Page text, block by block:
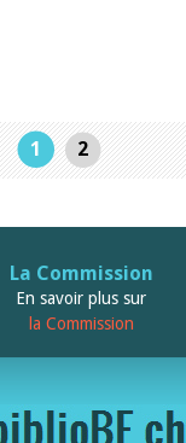
1 2
La Commission
En savoir plus sur
la Commission